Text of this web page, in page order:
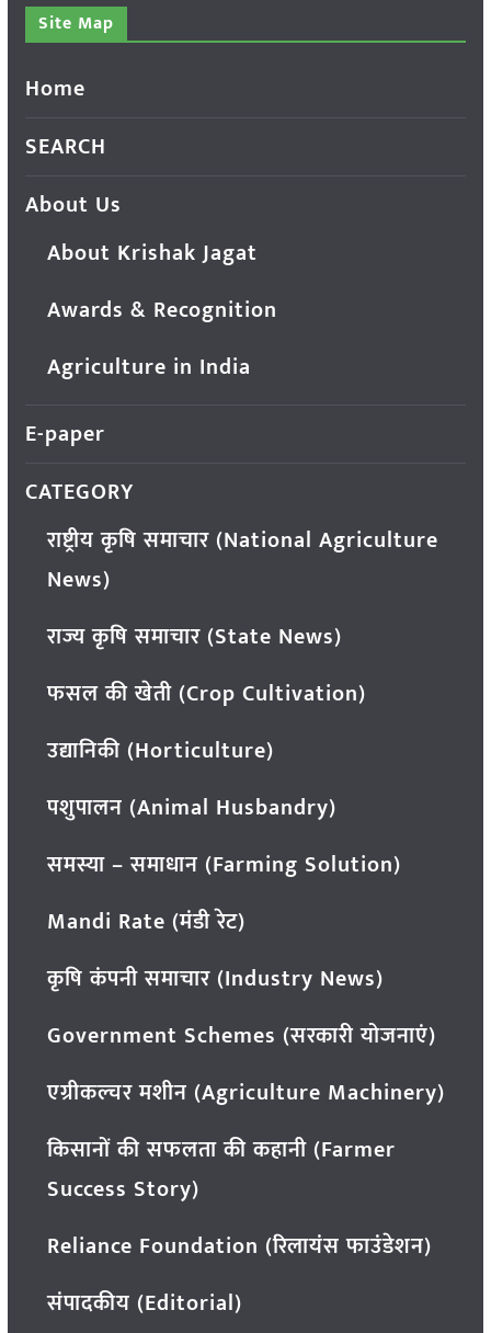
Site Map
Home
SEARCH
About Us
About Krishak Jagat
Awards & Recognition
Agriculture in India
E-paper
CATEGORY
राष्ट्रीय कृषि समाचार (National Agriculture
News)
राज्य कृषि समाचार (State News)
फसल की खेती (Crop Cultivation)
उद्यानिकी (Horticulture)
पशुपालन (Animal Husbandry)
समस्या – समाधान (Farming Solution)
Mandi Rate (मंडी रेट)
कृषि कंपनी समाचार (Industry News)
Government Schemes (सरकारी योजनाएं)
एग्रीकल्चर मशीन (Agriculture Machinery)
किसानों की सफलता की कहानी (Farmer
Success Story)
Reliance Foundation (रिलायंस फाउंडेशन)
संपादकीय (Editorial)